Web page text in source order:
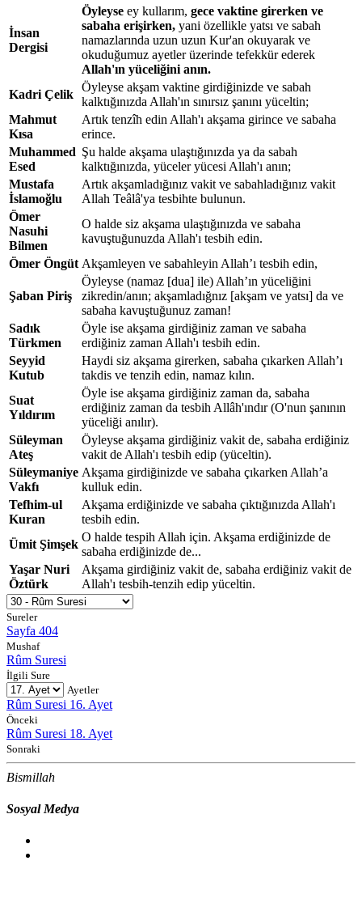
İnsan
Dergisi
Öyleyse ey kullarım, gece vaktine girerken ve
sabaha erişirken, yani özellikle yatsı ve sabah
namazlarında uzun uzun Kur'an okuyarak ve
okuduğumuz ayetler üzerinde tefekkür ederek
Allah'ın yüceliğini anın.
Kadri Çelik
Öyleyse akşam vaktine girdiğinizde ve sabah
kalktığınızda Allah'ın sınırsız şanını yüceltin;
Mahmut
Kısa
Artık tenzîh edin Allah'ı akşama girince ve sabaha
erince.
Muhammed
Esed
Şu halde akşama ulaştığınızda ya da sabah
kalktığınızda, yüceler yücesi Allah'ı anın;
Mustafa
İslamoğlu
Artık akşamladığınız vakit ve sabahladığınız vakit
Allah Teâlâ'ya tesbihte bulunun.
Ömer
Nasuhi
Bilmen
O halde siz akşama ulaştığınızda ve sabaha
kavuştuğunuzda Allah'ı tesbih edin.
Ömer Öngüt Akşamleyen ve sabahleyin Allah’ı tesbih edin,
Şaban Piriş
Öyleyse (namaz [dua] ile) Allah’ın yüceliğini
zikredin/anın; akşamladığnız [akşam ve yatsı] da ve
sabaha kavuştuğunuz zaman!
Sadık
Türkmen
Öyle ise akşama girdiğiniz zaman ve sabaha
erdiğiniz zaman Allah'ı tesbih edin.
Seyyid
Kutub
Haydi siz akşama girerken, sabaha çıkarken Allah’ı
takdis ve tenzih edin, namaz kılın.
Suat
Yıldırım
Öyle ise akşama girdiğiniz zaman da, sabaha
erdiğiniz zaman da tesbih Allâh'ındır (O'nun şanının
yüceliği anılır).
Süleyman
Ateş
Öyleyse akşama girdiğiniz vakit de, sabaha erdiğiniz
vakit de Allah'ı tesbih edip (yüceltin).
Süleymaniye
Vakfı
Akşama girdiğinizde ve sabaha çıkarken Allah’a
kulluk edin.
Tefhim-ul
Kuran
Akşama erdiğinizde ve sabaha çıktığınızda Allah'ı
tesbih edin.
Ümit Şimşek
O halde tespih Allah için. Akşama erdiğinizde de
sabaha erdiğinizde de...
Yaşar Nuri
Öztürk
Akşama girdiğiniz vakit de, sabaha erdiğiniz vakit de
Allah'ı tesbih-tenzih edip yüceltin.
Sureler
Sayfa 404
Mushaf
Rûm Suresi
İlgili Sure
Ayetler
Rûm Suresi 16. Ayet
Önceki
Rûm Suresi 18. Ayet
Sonraki
Bismillah
Sosyal Medya